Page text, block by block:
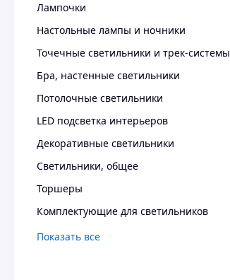
Лампочки
Настольные лампы и ночники
Точечные светильники и трек-системы
Бра, настенные светильники
Потолочные светильники
LED подсветка интерьеров
Декоративные светильники
Светильники, общее
Торшеры
Комплектующие для светильников
Показать все